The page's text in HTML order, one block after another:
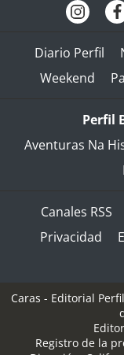
Diario Perfil
Weekend
Perfil
Aventuras Na
Canales RSS
Privacidad
Caras - Editorial
Registro de la